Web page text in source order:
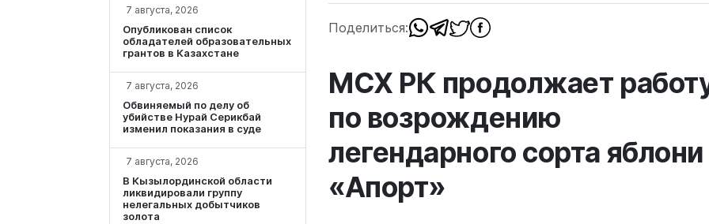
7 августа, 2026
Опубликован список
обладателей образовательных
грантов в Казахстане
7 августа, 2026
Обвиняемый по делу об
убийстве Нурай Серикбай
изменил показания в суде
7 августа, 2026
В Кызылординской области
ликвидировали группу
нелегальных добытчиков
золота
Поделиться:
МСХ РК продолжает
по возрождению
легендарного сорта яблони
«Апорт»